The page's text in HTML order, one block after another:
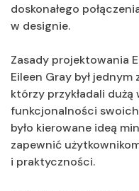
doskonałego
w designie.
Zasady projektowania
Eileen Gray był
którzy przykładali
funkcjonalności
było kierowane ideą
zapewnić
i praktyczności.